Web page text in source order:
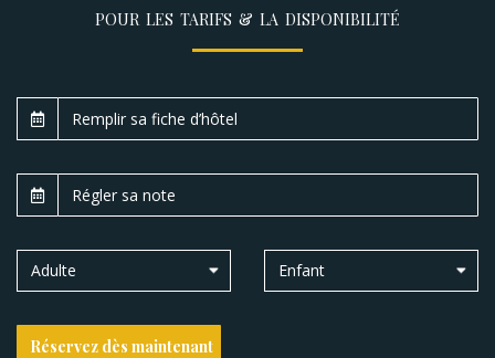
POUR LES TARIFS & LA DISPONIBILITÉ
Adulte Enfant
Réservez dès maintenant